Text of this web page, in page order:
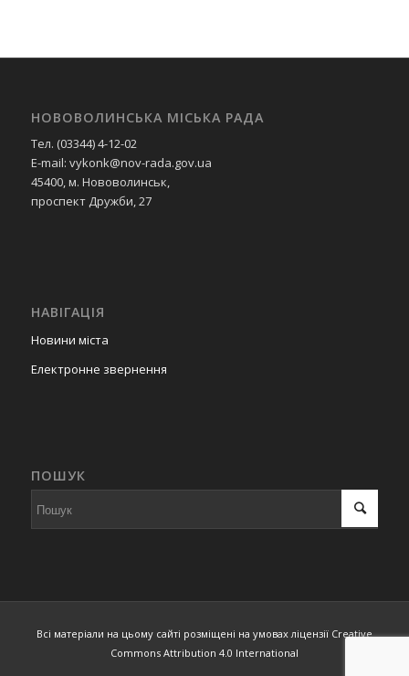
НОВОВОЛИНСЬКА МІСЬКА РАДА
Тел. (03344) 4-12-02
E-mail: vykonk@nov-rada.gov.ua
45400, м. Нововолинськ,
проспект Дружби, 27
НАВІГАЦІЯ
Новини міста
Електронне звернення
ПОШУК
Всі матеріали на цьому сайті розміщені на умовах ліцензії Creative
Commons Attribution 4.0 International